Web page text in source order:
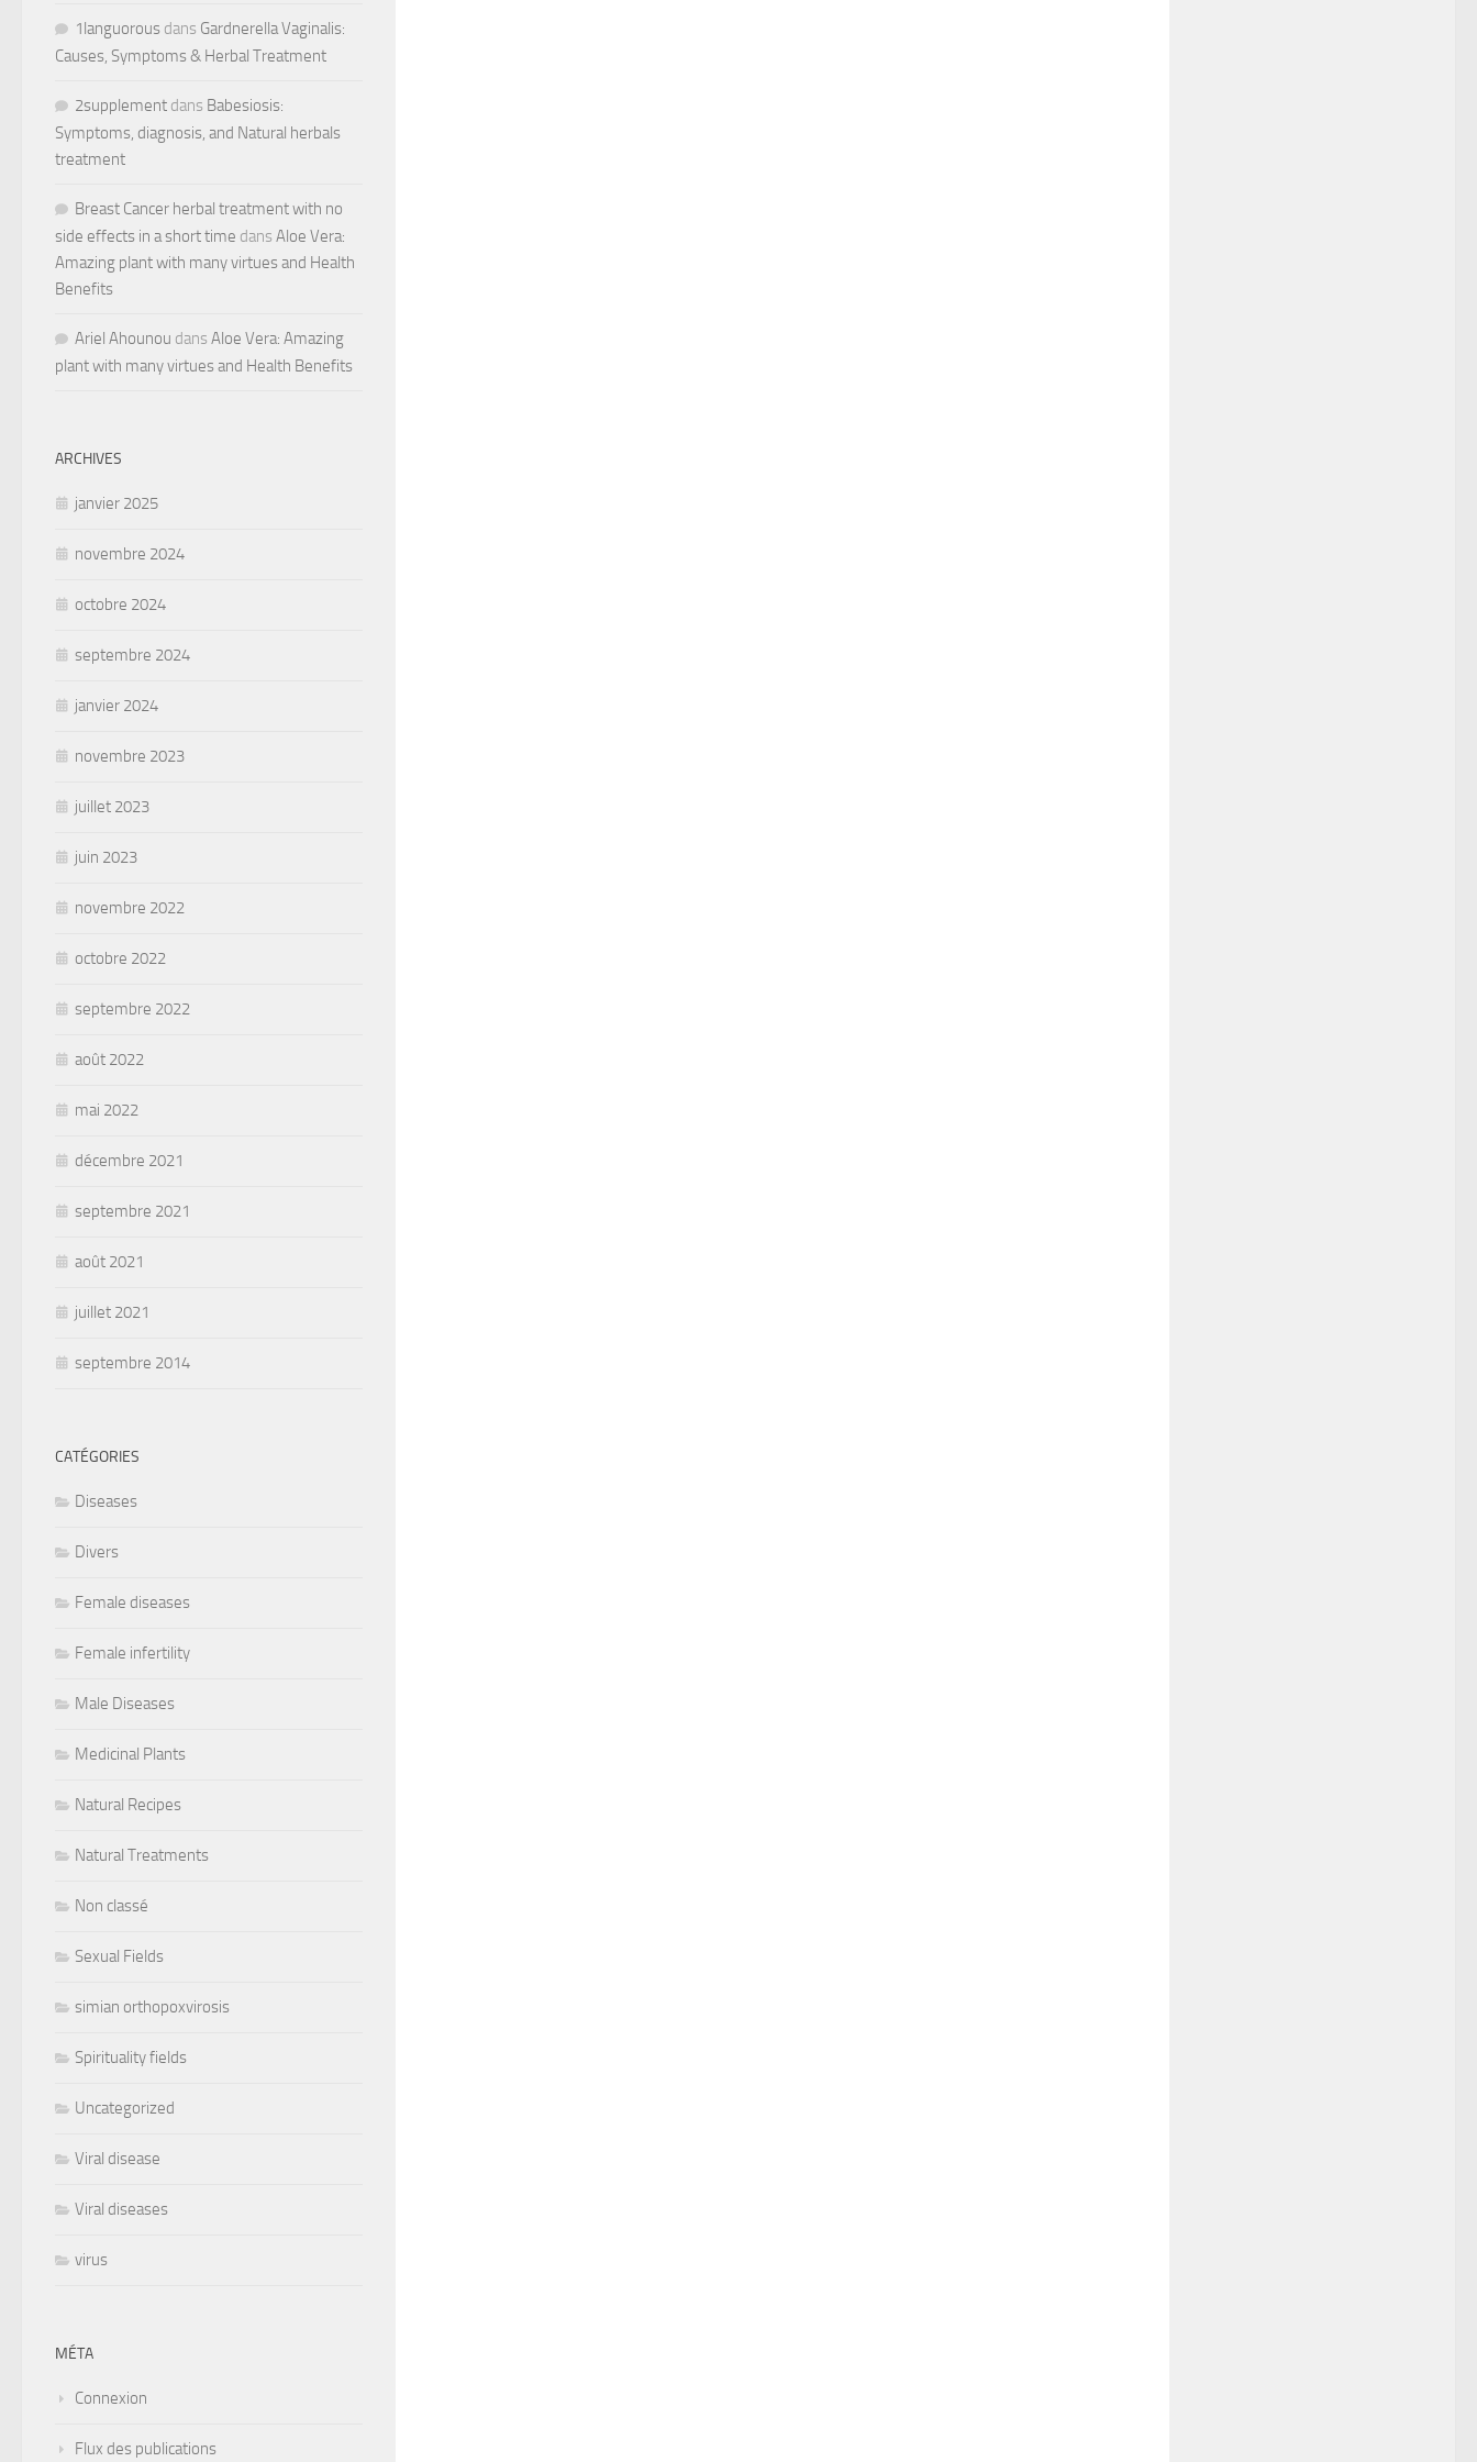
1languorous dans Gardnerella Vaginalis:
Causes, Symptoms & Herbal Treatment
2supplement dans Babesiosis:
Symptoms, diagnosis, and Natural herbals
treatment
Breast Cancer herbal treatment with no
side effects in a short time dans Aloe Vera:
Amazing plant with many virtues and Health
Benefits
Ariel Ahounou dans Aloe Vera: Amazing
plant with many virtues and Health Benefits
ARCHIVES
janvier 2025
novembre 2024
octobre 2024
septembre 2024
janvier 2024
novembre 2023
juillet 2023
juin 2023
novembre 2022
octobre 2022
septembre 2022
août 2022
mai 2022
décembre 2021
septembre 2021
août 2021
juillet 2021
septembre 2014
CATÉGORIES
Diseases
Divers
Female diseases
Female infertility
Male Diseases
Medicinal Plants
Natural Recipes
Natural Treatments
Non classé
Sexual Fields
simian orthopoxvirosis
Spirituality fields
Uncategorized
Viral disease
Viral diseases
virus
MÉTA
Connexion
Flux des publications